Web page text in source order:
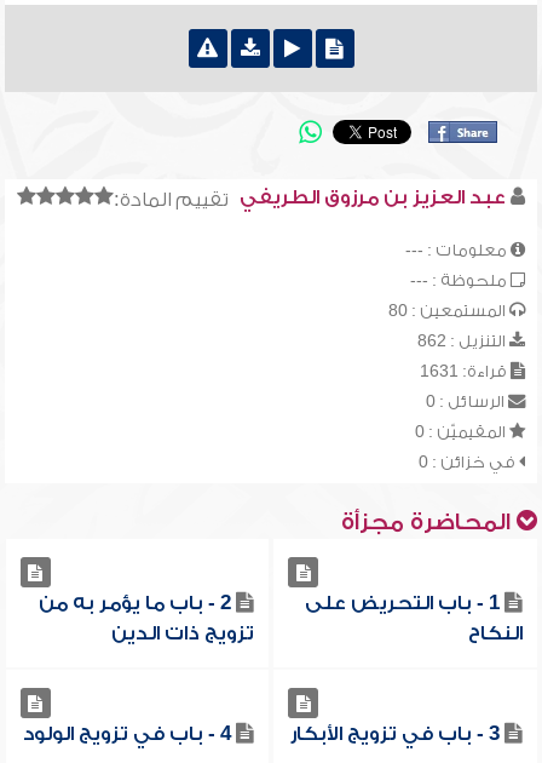
تقييم المادة: عبد العزيز بن مرزوق الطريفي
معلومات : ---
ملحوظة : ---
المستمعين : 80
التنزيل : 862
قراءة: 1631
الرسائل : 0
المقيميّن : 0
في خزائن : 0
المحاضرة مجزأة
1 - باب التحريض على
النكاح
2 - باب ما يؤمر به من
تزويج ذات الدين
3 - باب في تزويج الأبكار 4 - باب في تزويج الولود